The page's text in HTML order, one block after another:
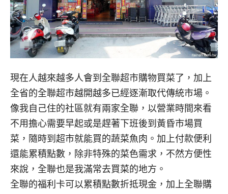
現在人越來越多人會到全聯超市購物買菜了，加上
全省的全聯超市越開越多已經逐漸取代傳統市場。
像我自己住的社區就有兩家全聯，以營業時間來看
不用擔心需要早起或是趕著下班後到黃昏市場買
菜，隨時到超市就能買的蔬菜魚肉。加上付款便利
還能累積點數，除非特殊的菜色需求，不然方便性
來說，全聯也是我滿常去買菜的地方。
全聯的福利卡可以累積點數折抵現金，加上全聯購